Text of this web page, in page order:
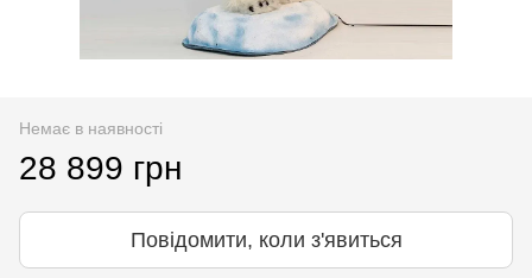
Немає в наявності
28 899 грн
Повідомити, коли з'явиться